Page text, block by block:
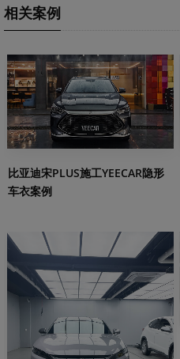
相关案例
比亚迪宋PLUS施工YEECAR隐形
车衣案例